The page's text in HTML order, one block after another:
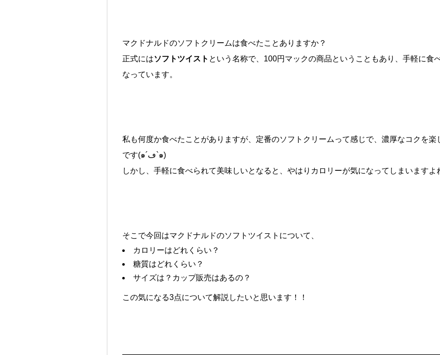
マクドナルドのソフトクリームは食べたことありますか？
正式にはソフトツイスト という名称で、100円マックの商品ということもあり、手軽に食
なっています。
私も何度か食べたことがありますが、定番のソフトクリームって感じで、濃厚なコクを
です(๑´ڡ`๑)
しかし、手軽に食べられて美味しいとなると、やはりカロリーが気になってしまいますよ
そこで今回はマクドナルドのソフトツイストについて、
カロリーはどれくらい？
糖質はどれくらい？
サイズは？カップ販売はあるの？
この気になる3点について解説したいと思います！！